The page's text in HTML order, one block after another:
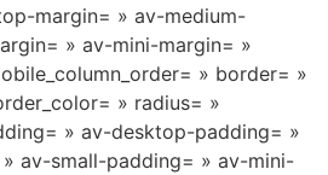
margin= » av-medium-
» av-mini-margin= »
» border= »
» radius= »
» av-desktop-padding= »
av-small-padding= » av-mini-